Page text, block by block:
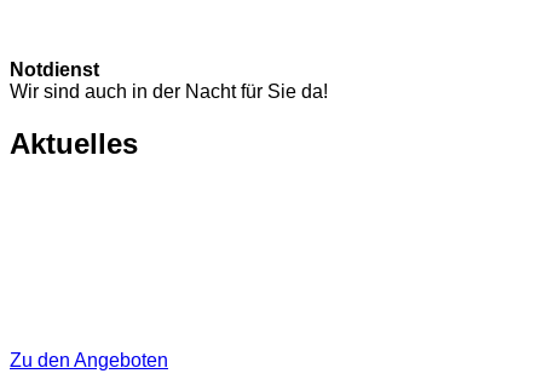
Notdienst
Wir sind auch in der Nacht für Sie da!
Aktuelles
Zu den Angeboten